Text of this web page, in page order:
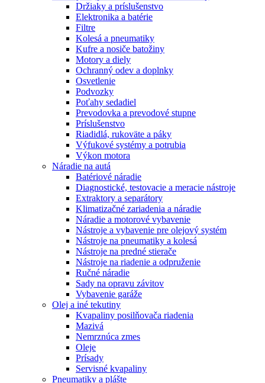
Držiaky a príslušenstvo
Elektronika a batérie
Filtre
Kolesá a pneumatiky
Kufre a nosiče batožiny
Motory a diely
Ochranný odev a doplnky
Osvetlenie
Podvozky
Poťahy sedadiel
Prevodovka a prevodové stupne
Príslušenstvo
Riadidlá, rukoväte a páky
Výfukové systémy a potrubia
Výkon motora
Náradie na autá
Batériové náradie
Diagnostické, testovacie a meracie nástroje
Extraktory a separátory
Klimatizačné zariadenia a náradie
Náradie a motorové vybavenie
Nástroje a vybavenie pre olejový systém
Nástroje na pneumatiky a kolesá
Nástroje na predné stierače
Nástroje na riadenie a odpruženie
Ručné náradie
Sady na opravu závitov
Vybavenie garáže
Olej a iné tekutiny
Kvapaliny posilňovača riadenia
Mazivá
Nemrznúca zmes
Oleje
Prísady
Servisné kvapaliny
Pneumatiky a plášte